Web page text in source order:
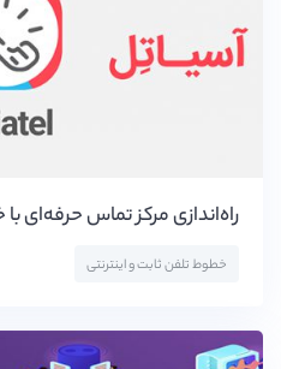
راه‌اندازی مرکز تماس حرفه‌ای
خطوط تلفن ثابت و اینترنتی